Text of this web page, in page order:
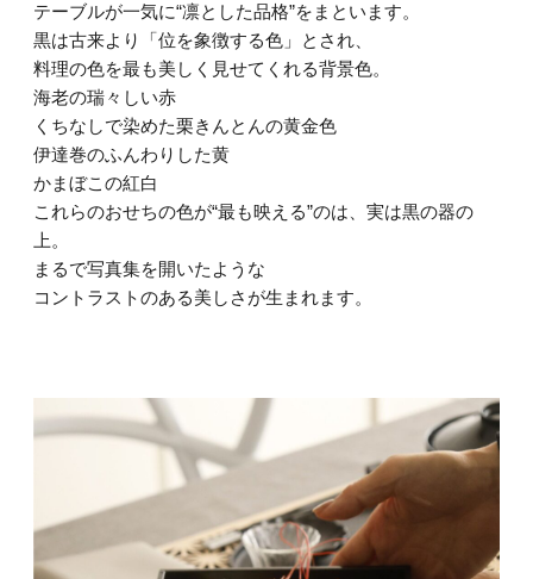
テーブルが一気に“凛とした品格”をまといます。
黒は古来より「位を象徴する色」とされ、
料理の色を最も美しく見せてくれる背景色。
海老の瑞々しい赤
くちなしで染めた栗きんとんの黄金色
伊達巻のふんわりした黄
かまぼこの紅白
これらのおせちの色が“最も映える”のは、実は黒の器の
上。
まるで写真集を開いたような
コントラストのある美しさが生まれます。